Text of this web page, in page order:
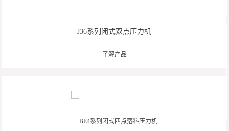
J36系列闭式双点压力机
了解产品